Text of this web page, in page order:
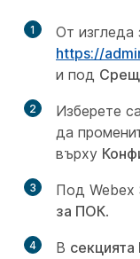
1
От изгледа
https://
и под
2
Изберете
да
върху
3 Под Webex
за ПОК.
4 В